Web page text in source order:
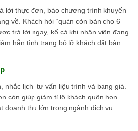
lời thực đơn, báo chương trình khuyến
về. Khách hỏi “quán còn bàn cho 6
trả lời ngay, kể cả khi nhân viên đang
hẳn tình trạng bỏ lỡ khách đặt bàn
nhắc lịch, tư vấn liệu trình và bảng giá.
còn giúp giảm tỉ lệ khách quên hẹn —
doanh thu lớn trong ngành dịch vụ.